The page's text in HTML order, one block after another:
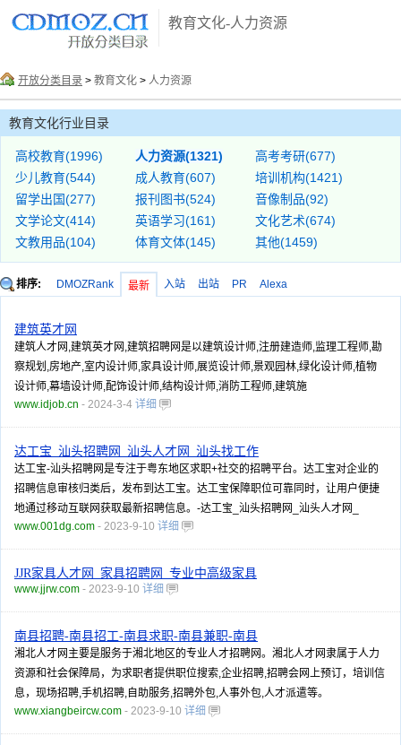
教育文化-人力资源
开放分类目录 > 教育文化 > 人力资源
教育文化行业目录
高校教育(1996) 人力资源(1321)
高考考研(677)
少儿教育(544)
成人教育(607)
培训机构(1421)
留学出国(277)
报刊图书(524)
音像制品(92)
文学论文(414)
英语学习(161)
文化艺术(674)
文教用品(104)
体育文体(145) 其他(1459)
排序: DMOZRank 最新 入站 出站 PR Alexa
建筑英才网
建筑人才网,建筑英才网,建筑招聘网是以建筑设计师,注册建造师,监理工程师,勘
察规划,房地产,室内设计师,家具设计师,展览设计师,景观园林,绿化设计师,植物
设计师,幕墙设计师,配饰设计师,结构设计师,消防工程师,建筑施
www.idjob.cn - 2024-3-4 详细
达工宝_汕头招聘网_汕头人才网_汕头找工作
达工宝-汕头招聘网是专注于粤东地区求职+社交的招聘平台。达工宝对企业的
招聘信息审核归类后，发布到达工宝。达工宝保障职位可靠同时，让用户便捷
地通过移动互联网获取最新招聘信息。-达工宝_汕头招聘网_汕头人才网_
www.001dg.com - 2023-9-10 详细
JJR家具人才网_家具招聘网_专业中高级家具
www.jjrw.com - 2023-9-10 详细
南县招聘-南县招工-南县求职-南县兼职-南县
湘北人才网主要是服务于湘北地区的专业人才招聘网。湘北人才网隶属于人力
资源和社会保障局，为求职者提供职位搜索,企业招聘,招聘会网上预订，培训信
息，现场招聘,手机招聘,自助服务,招聘外包,人事外包,人才派遣等。
www.xiangbeircw.com - 2023-9-10 详细